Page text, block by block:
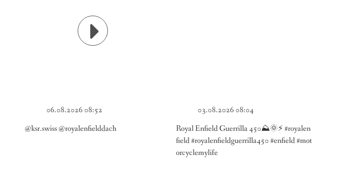
06.08.2026 08:52
@ksr.swiss @royalenfielddach
03.08.2026 08:04
Royal Enfield Guerrilla 450⛰️🌞⚡ #royalen
field #royalenfieldguerrilla450 #enfield #mot
orcyclemylife